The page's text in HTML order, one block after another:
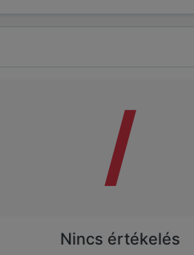
/
Nincs értékelés